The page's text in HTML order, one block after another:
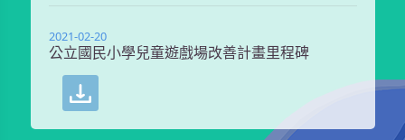
2021-02-20
公立國民小學兒童遊戲場改善計畫里程碑